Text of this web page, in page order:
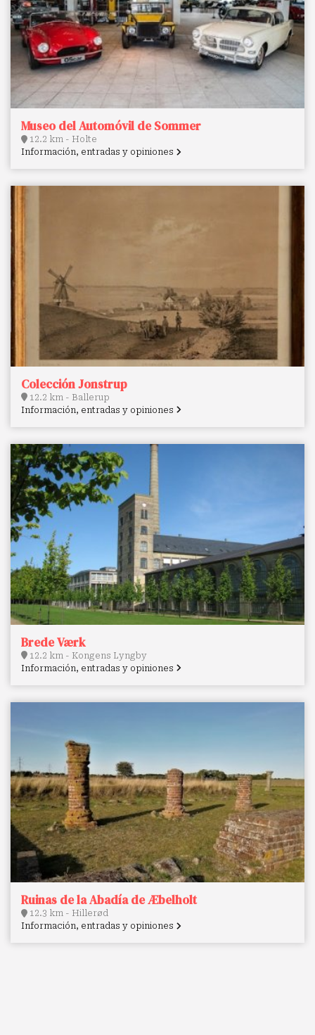
Museo del Automóvil de Sommer
12.2 km - Holte
Información, entradas y opiniones
Colección Jonstrup
12.2 km - Ballerup
Información, entradas y opiniones
Brede Værk
12.2 km - Kongens Lyngby
Información, entradas y opiniones
Ruinas de la Abadía de Æbelholt
12.3 km - Hillerød
Información, entradas y opiniones